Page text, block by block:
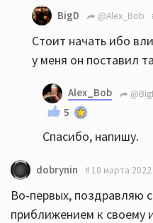
BigD @Alex_Bob
Стоит начать ибо
у меня он поставил
Alex_Bob
5
Спасибо, напишу.
dobrynin 10 марта
Во-первых, поздравляю
приближением к своему